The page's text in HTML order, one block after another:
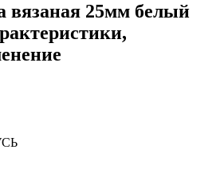
вязаная 25мм белый